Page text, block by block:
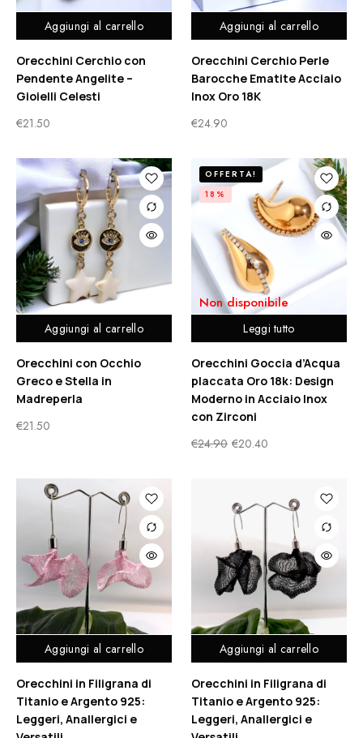
Aggiungi al carrello
Orecchini Cerchio con
Pendente Angelite –
Gioielli Celesti
€21.50
Aggiungi al carrello
Orecchini Cerchio Perle
Barocche Ematite Acciaio
Inox Oro 18K
€24.90
Aggiungi al carrello
Orecchini con Occhio
Greco e Stella in
Madreperla
€21.50
Leggi tutto
Non disponibile
OFFERTA!
18%
Orecchini Goccia d’Acqua
placcata Oro 18k: Design
Moderno in Acciaio Inox
con Zirconi
€24.90 €20.40
Aggiungi al carrello
Orecchini in Filigrana di
Titanio e Argento 925:
Leggeri, Anallergici e
Aggiungi al carrello
Orecchini in Filigrana di
Titanio e Argento 925:
Leggeri, Anallergici e